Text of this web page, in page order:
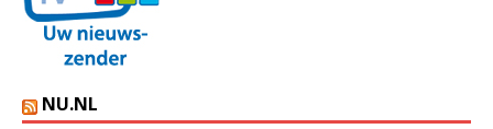
NU.NL